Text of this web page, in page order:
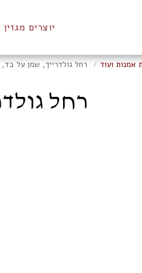
יוצרים מגזין
אמנות ועוד רחל גולדרייך, שמן על בד, 41 על 55 ס"מ, חתום
רחל